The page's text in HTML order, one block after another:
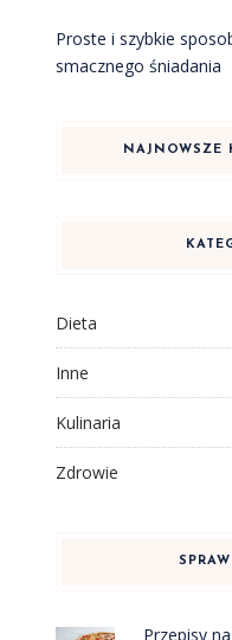
Proste i szybkie
smacznego śniadania
NAJNOWSZE
Dieta
Inne
Kulinaria
Zdrowie
Przepisy